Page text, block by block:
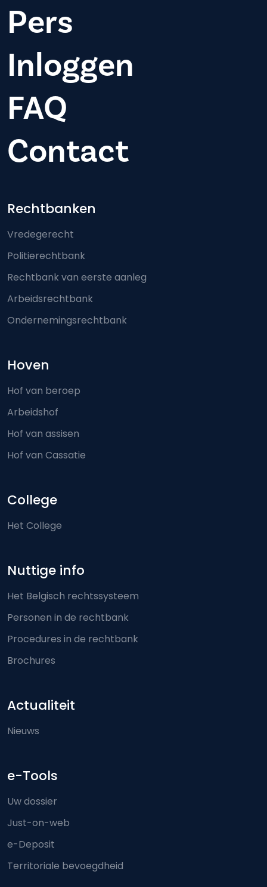
Pers
Inloggen
FAQ
Contact
Footer-menu
Rechtbanken
Vredegerecht
Politierechtbank
Rechtbank van eerste aanleg
Arbeidsrechtbank
Ondernemingsrechtbank
Hoven
Hof van beroep
Arbeidshof
Hof van assisen
Hof van Cassatie
College
Het College
Nuttige info
Het Belgisch rechtssysteem
Personen in de rechtbank
Procedures in de rechtbank
Brochures
Actualiteit
Nieuws
e-Tools
Uw dossier
Just-on-web
e-Deposit
Territoriale bevoegdheid